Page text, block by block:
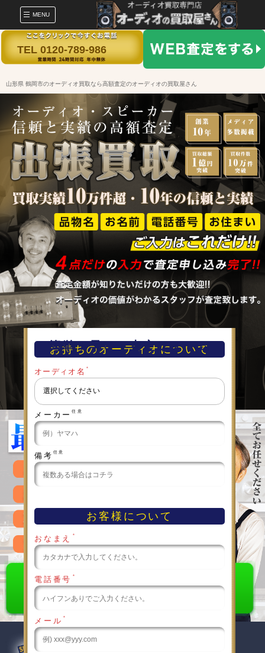
MENU
TEL 0120-789-986
山形県 鶴岡市のオーディオ買取なら高額査定のオーディオの買取屋さん
簡単！早い！査定フォーム
お持ちのオーディオについて
オーディオ名 ＊
メーカー 任意
備考 任意
お客様について
おなまえ ＊
電話番号 ＊
メール ＊
0120-789-986